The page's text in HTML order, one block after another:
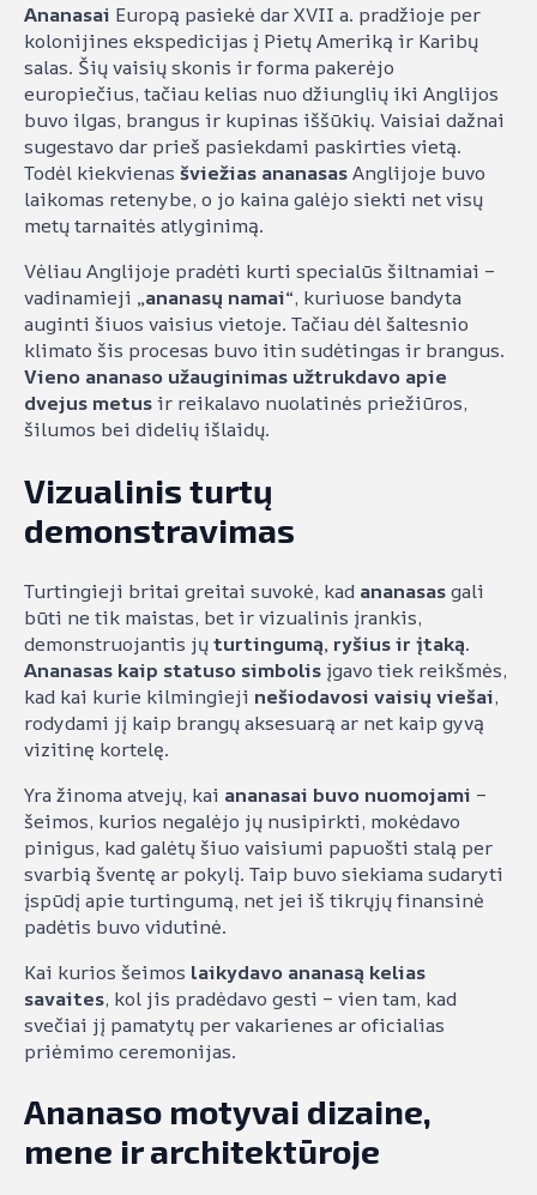
Ananasai Europą pasiekė dar XVII a. pradžioje per
kolonijines ekspedicijas į Pietų Ameriką ir Karibų
salas. Šių vaisių skonis ir forma pakerėjo
europiečius, tačiau kelias nuo džiunglių iki Anglijos
buvo ilgas, brangus ir kupinas iššūkių. Vaisiai dažnai
sugestavo dar prieš pasiekdami paskirties vietą.
Todėl kiekvienas šviežias ananasasAnglijoje buvo
laikomas retenybe, o jo kaina galėjo siekti net visų
metų tarnaitės atlyginimą.
Vėliau Anglijoje pradėti kurti specialūs šiltnamiai –
vadinamieji „ananasų namai“, kuriuose bandyta
auginti šiuos vaisius vietoje. Tačiau dėl šaltesnio
klimato šis procesas buvo itin sudėtingas ir brangus.
Vieno ananaso užauginimas užtrukdavo apie
dvejus metusir reikalavo nuolatinės priežiūros,
šilumos bei didelių išlaidų.
Vizualinis turtų
demonstravimas
Turtingieji britai greitai suvokė, kad ananasasgali
būti ne tik maistas, bet ir vizualinis įrankis,
demonstruojantis jųturtingumą, ryšius ir įtaką.
Ananasas kaip statuso simbolisįgavo tiek reikšmės,
kad kai kurie kilmingieji nešiodavosi vaisių viešai,
rodydami jį kaip brangų aksesuarą ar net kaip gyvą
vizitinę kortelę.
Yra žinoma atvejų, kai ananasai buvo nuomojami –
šeimos, kurios negalėjo jų nusipirkti, mokėdavo
pinigus, kad galėtų šiuo vaisiumi papuošti stalą per
svarbią šventę ar pokylį. Taip buvo siekiama sudaryti
įspūdį apie turtingumą, net jei iš tikrųjų finansinė
padėtis buvo vidutinė.
Kai kurios šeimos laikydavo ananasą kelias
savaites, kol jis pradėdavo gesti – vien tam, kad
svečiai jį pamatytų per vakarienes ar oficialias
priėmimo ceremonijas.
Ananaso motyvai dizaine,
mene ir architektūroje